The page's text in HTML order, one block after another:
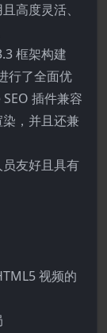
高度灵活、
框架构建
行了全面优
插件兼容
，并且还兼
友好且具有
视频的